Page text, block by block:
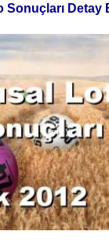
Sonuçları Detay